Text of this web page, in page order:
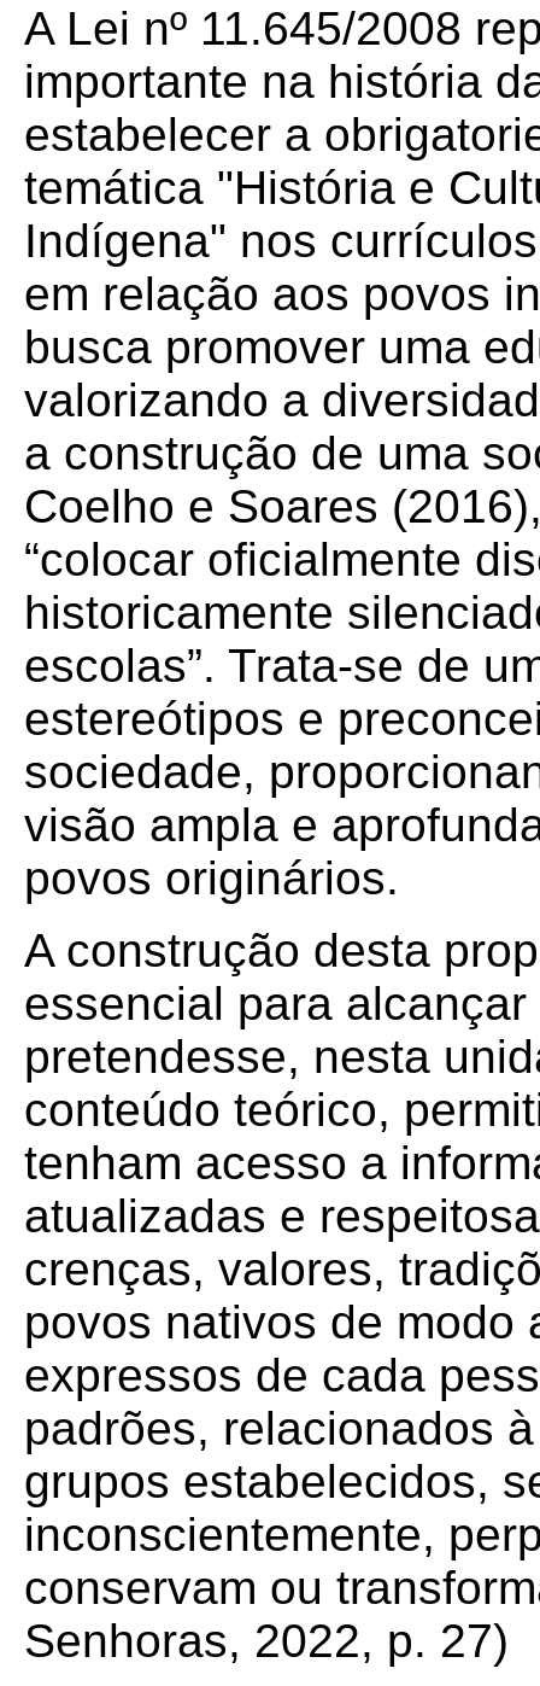
A Lei nº 11.645/2008
importante na história
estabelecer a
temática "História e
Indígena" nos
em relação aos povos
busca promover uma
valorizando a
a construção de uma
Coelho e Soares
“colocar oficialmente
historicamente
escolas”. Trata-se de
estereótipos e
sociedade,
visão ampla e
povos originários.
A construção desta
essencial para
pretendesse, nesta
conteúdo teórico,
tenham acesso a
atualizadas e
crenças, valores,
povos nativos de modo
expressos de cada
padrões, relacionados
grupos estabelecidos,
inconscientemente,
conservam ou
Senhoras, 2022, p. 27)